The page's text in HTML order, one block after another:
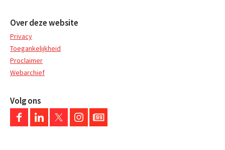
Over deze website
Privacy
Toegankelijkheid
Proclaimer
Webarchief
Volg ons